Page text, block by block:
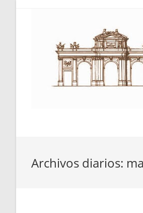
Archivos diarios: